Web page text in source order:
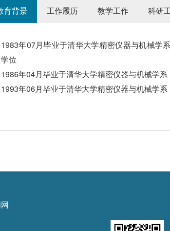
育背景 工作履历 教学工作 科研
1983年07月毕业于清华大学精密仪器与机械学
学位
1986年04月毕业于清华大学精密仪器与机械学
1993年06月毕业于清华大学精密仪器与机械学